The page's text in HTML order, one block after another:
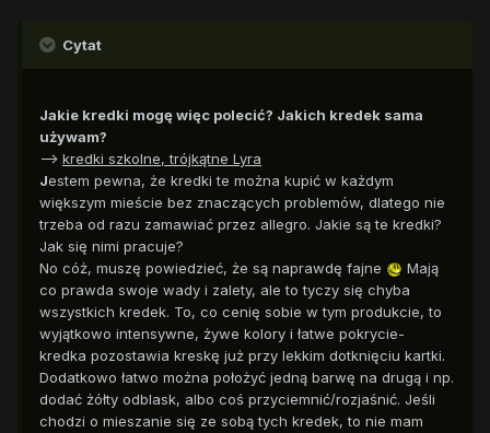
Cytat
Jakie kredki mogę więc polecić? Jakich kredek sama
używam?
--> kredki szkolne, trójkątne Lyra
Jestem pewna, że kredki te można kupić w każdym
większym mieście bez znaczących problemów, dlatego nie
trzeba od razu zamawiać przez allegro. Jakie są te kredki?
Jak się nimi pracuje?
No cóż, muszę powiedzieć, że są naprawdę fajne
Mają
co prawda swoje wady i zalety, ale to tyczy się chyba
wszystkich kredek. To, co cenię sobie w tym produkcie, to
wyjątkowo intensywne, żywe kolory i łatwe pokrycie-
kredka pozostawia kreskę już przy lekkim dotknięciu kartki.
Dodatkowo łatwo można położyć jedną barwę na drugą i np.
dodać żółty odblask, albo coś przyciemnić/rozjaśnić. Jeśli
chodzi o mieszanie się ze sobą tych kredek, to nie mam